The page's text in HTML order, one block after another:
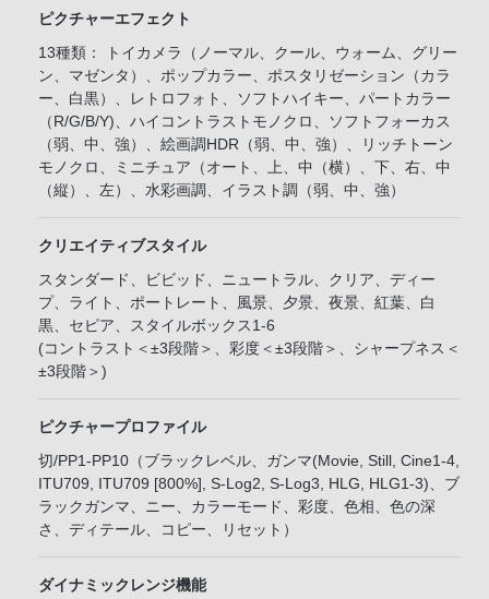
ピクチャーエフェクト
13種類： トイカメラ（ノーマル、クール、ウォーム、グリー
ン、マゼンタ）、ポップカラー、ポスタリゼーション（カラ
ー、白黒）、レトロフォト、ソフトハイキー、パートカラー
（R/G/B/Y)、ハイコントラストモノクロ、ソフトフォーカス
（弱、中、強）、絵画調HDR（弱、中、強）、リッチトーン
モノクロ、ミニチュア（オート、上、中（横）、下、右、中
（縦）、左）、水彩画調、イラスト調（弱、中、強）
クリエイティブスタイル
スタンダード、ビビッド、ニュートラル、クリア、ディー
プ、ライト、ポートレート、風景、夕景、夜景、紅葉、白
黒、セピア、スタイルボックス1-6
(コントラスト＜±3段階＞、彩度＜±3段階＞、シャープネス＜
±3段階＞)
ピクチャープロファイル
切/PP1-PP10（ブラックレベル、ガンマ(Movie, Still, Cine1-4,
ITU709, ITU709 [800%], S-Log2, S-Log3, HLG, HLG1-3)、ブ
ラックガンマ、ニー、カラーモード、彩度、色相、色の深
さ、ディテール、コピー、リセット）
ダイナミックレンジ機能